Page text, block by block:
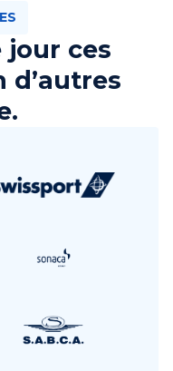
jour ces
d’autres